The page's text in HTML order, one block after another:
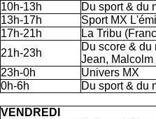
10h-13h
Du sport & du
13h-17h
Sport MX
17h-21h
La Tribu
21h-23h
Du score &
Jean, Malcolm
23h-0h
Univers MX
0h-6h
Du sport & du
VENDREDI